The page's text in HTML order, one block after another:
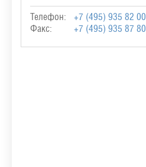
Телефон:
+7 (495) 935 82 00
Факс:
+7 (495) 935 87 80